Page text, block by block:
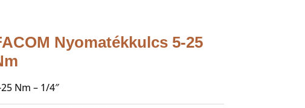
Nyomatékkulcs 5-25
Nm – 1/4″